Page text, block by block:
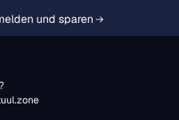
und sparen